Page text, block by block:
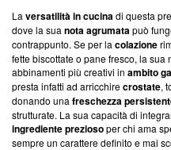
La versatilità in cucinadi questa
dove la sua nota agrumatapuò
contrappunto. Se per la colazione
fette biscottate o pane fresco, la
abbinamenti più creativi in ambito
presta infatti ad arricchirecrostate,
donando una freschezza
strutturate. La sua capacità di
ingrediente preziosoper chi ama
sempre un carattere definito e mai